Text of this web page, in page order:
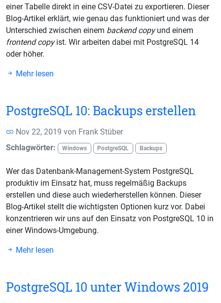
einer Tabelle direkt in eine CSV-Datei zu exportieren. Dieser
Blog-Artikel erklärt, wie genau das funktioniert und was der
Unterschied zwischen einem backend copyund einem
frontend copyist. Wir arbeiten dabei mit PostgreSQL 14
oder höher.
Mehr lesen
PostgreSQL 10: Backups erstellen
Nov 22, 2019 von Frank Stüber
Schlagwörter:
Windows PostgreSQL Backups
Wer das Datenbank-Management-System PostgreSQL
produktiv im Einsatz hat, muss regelmäßig Backups
erstellen und diese auch wiederherstellen können. Dieser
Blog-Artikel stellt die wichtigsten Optionen kurz vor. Dabei
konzentrieren wir uns auf den Einsatz von PostgreSQL 10 in
einer Windows-Umgebung.
Mehr lesen
PostgreSQL 10 unter Windows 2019